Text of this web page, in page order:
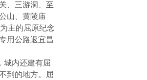
、三游洞、至
山、黄陵庙
主的屈原纪念
用公路返宜昌
城内还建有屈
到的地方。屈